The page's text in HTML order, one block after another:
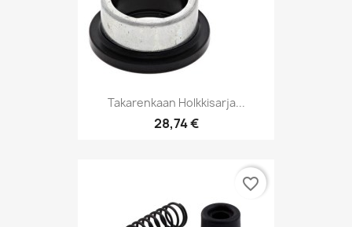
Takarenkaan Holkkisarja...
28,74 €
favorite_border